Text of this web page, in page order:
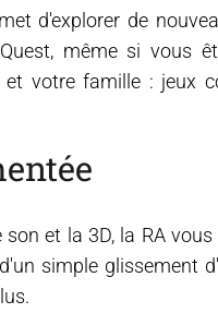
d'explorer de
même si vous
et votre famille : jeux
et la 3D, la RA
simple glissement